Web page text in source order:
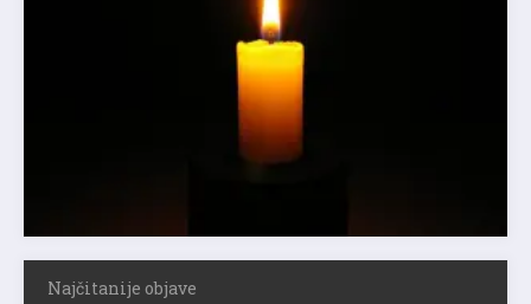
Najčitanije objave